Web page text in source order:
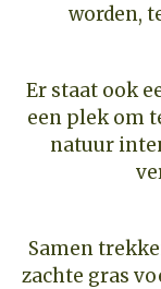
worden,
Er staat ook
een plek om
natuur
Samen
zachte gras